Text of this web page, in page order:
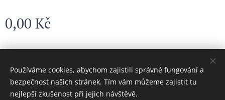
0,00 Kč
© 2024 Všechna práva vyhrazena
Cookies
Používáme cookies, abychom zajistili správné fungování a
bezpečnost našich stránek. Tím vám můžeme zajistit tu
nejlepší zkušenost při jejich návštěvě.